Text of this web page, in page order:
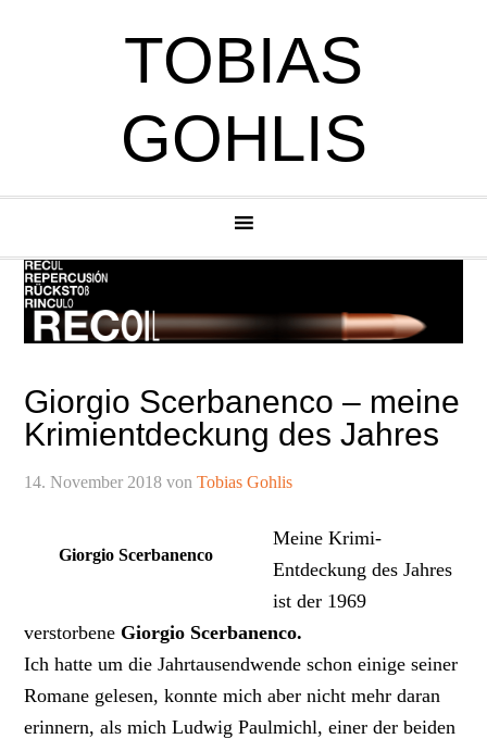
TOBIAS
GOHLIS
Giorgio Scerbanenco – meine
Krimientdeckung des Jahres
14. November 2018 vonTobias Gohlis
Giorgio Scerbanenco
Meine Krimi-
Entdeckung des Jahres
ist der 1969
verstorbene Giorgio Scerbanenco.
Ich hatte um die Jahrtausendwende schon einige seiner
Romane gelesen, konnte mich aber nicht mehr daran
erinnern, als mich Ludwig Paulmichl, einer der beiden